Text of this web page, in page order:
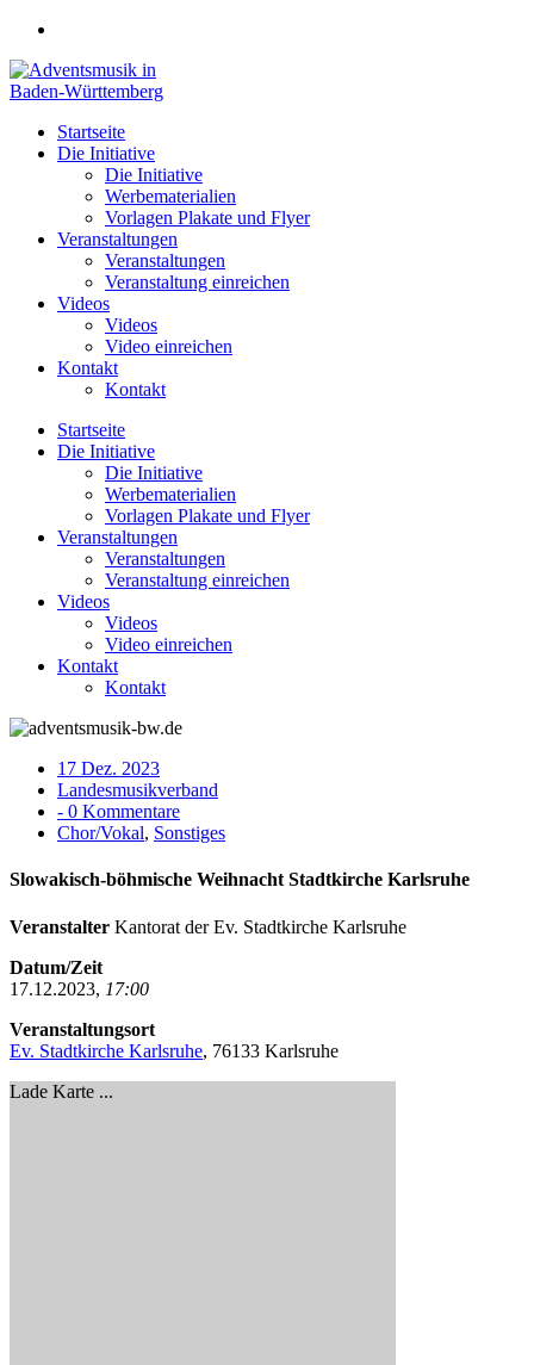
Zum
springen
Startseite
Die Initiative
Die Initiative
Werbematerialien
Vorlagen Plakate und Flyer
Veranstaltungen
Veranstaltungen
Veranstaltung einreichen
Videos
Videos
Video einreichen
Kontakt
Kontakt
Startseite
Die Initiative
Die Initiative
Werbematerialien
Vorlagen Plakate und Flyer
Veranstaltungen
Veranstaltungen
Veranstaltung einreichen
Videos
Videos
Video einreichen
Kontakt
Kontakt
17 Dez. 2023
Landesmusikverband
- 0 Kommentare
Chor/Vokal, Sonstiges
Slowakisch-böhmische Weihnacht Stadtkirche Karlsruhe
Veranstalter Kantorat der Ev. Stadtkirche Karlsruhe
Datum/Zeit
17.12.2023, 17:00
Veranstaltungsort
Ev. Stadtkirche Karlsruhe, 76133 Karlsruhe
Lade Karte ...